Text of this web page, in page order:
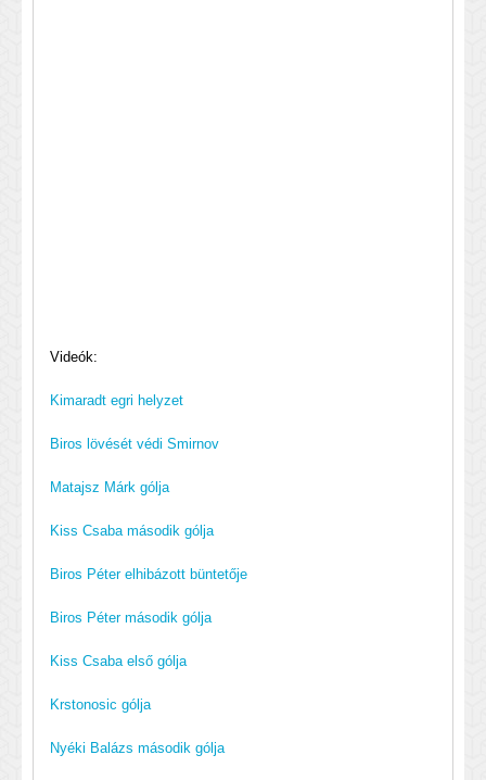
Videók:
Kimaradt egri helyzet
Biros lövését védi Smirnov
Matajsz Márk gólja
Kiss Csaba második gólja
Biros Péter elhibázott büntetője
Biros Péter második gólja
Kiss Csaba első gólja
Krstonosic gólja
Nyéki Balázs második gólja